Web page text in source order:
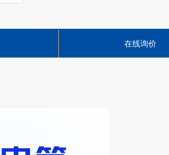
在线询价